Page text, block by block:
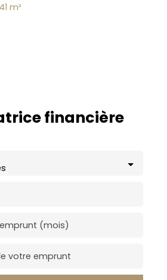
m²
financière
(mois)
votre emprunt